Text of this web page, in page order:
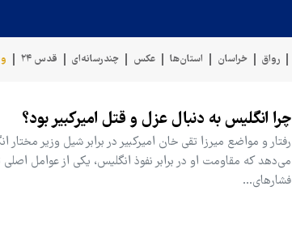
رواق خراسان استان‌ها عکس چندرسانه‌ای قدس ۲۴
چرا انگلیس به دنبال عزل و قتل امیرکبیر بود؟
رفتار و مواضع میرزا تقی خان امیرکبیر در برابر شیل وزیر مختار
می‌دهد که مقاومت او در برابر نفوذ انگلیس، یکی از عوامل
فشارهای…